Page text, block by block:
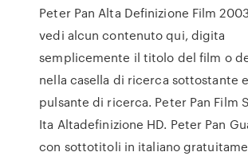
Peter Pan Alta Definizione Film
vedi alcun contenuto qui, digita
semplicemente il titolo del film o
nella casella di ricerca sottostante
pulsante di ricerca. Peter Pan Film
Ita Altadefinizione HD. Peter Pan
con sottotitoli in italiano